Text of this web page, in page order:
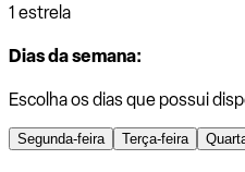
1 estrela
Dias da semana:
Escolha os dias que possui
Segunda-feira Terça-feira